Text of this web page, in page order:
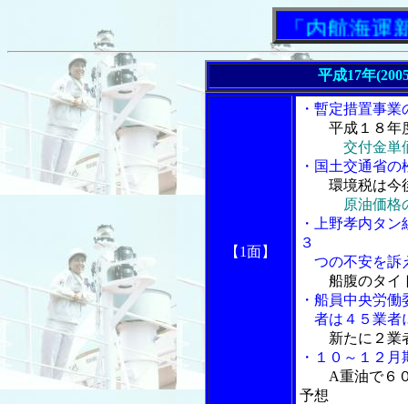
「内航海運新聞
平成17年
【1面】
・暫定措置事
平成１８年
交付金単
・国土交通省
環境税は今
原油価格
・上野孝内タ
３
つの不安を訴
船腹のタイ
・船員中央労
者は４５業者
新たに２業
・１０～１２
A重油で６
予想